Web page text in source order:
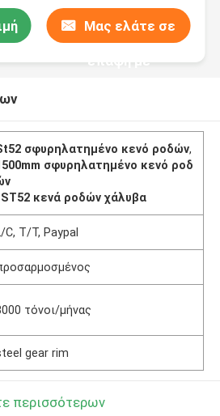
Μας ελάτε σε
επαφή με
σφυρηλατημένο κενό ροδών,
σφυρηλατημένο κενό ροδ
ST52 κενά ροδών χάλυβα
C, T/T, Paypal
τόνοι/μήνας
gear rim
περισσότερων